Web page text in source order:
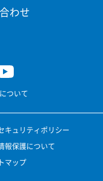
わせ
ついて
キュリティポリシー
報保護について
マップ